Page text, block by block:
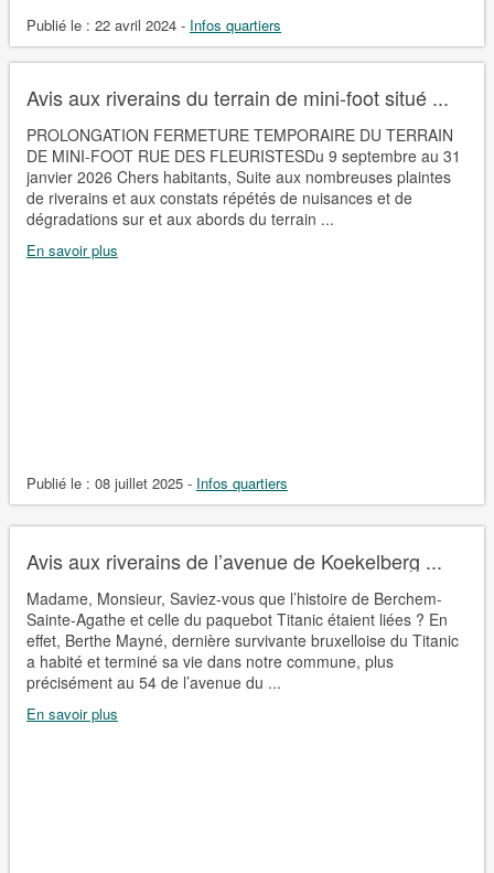
Publié le : 22 avril 2024 - Infos quartiers
Avis aux riverains du terrain de mini-foot situé ...
PROLONGATION FERMETURE TEMPORAIRE DU TERRAIN
DE MINI-FOOT RUE DES FLEURISTESDu 9 septembre au 31
janvier 2026 Chers habitants, Suite aux nombreuses plaintes
de riverains et aux constats répétés de nuisances et de
dégradations sur et aux abords du terrain ...
En savoir plus
Publié le : 08 juillet 2025 - Infos quartiers
Avis aux riverains de l’avenue de Koekelberg ...
Madame, Monsieur, Saviez-vous que l’histoire de Berchem-
Sainte-Agathe et celle du paquebot Titanic étaient liées ? En
effet, Berthe Mayné, dernière survivante bruxelloise du Titanic
a habité et terminé sa vie dans notre commune, plus
précisément au 54 de l’avenue du ...
En savoir plus